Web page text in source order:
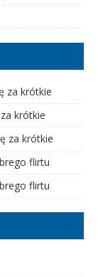
za krótkie
krótkie
za krótkie
flirtu
flirtu